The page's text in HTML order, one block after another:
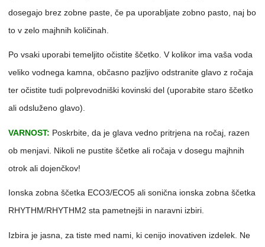
dosegajo brez zobne paste, če pa uporabljate zobno pasto, naj bo
to v zelo majhnih količinah.
Po vsaki uporabi temeljito očistite ščetko. V kolikor ima vaša voda
veliko vodnega kamna, občasno pazljivo odstranite glavo z ročaja
ter očistite tudi polprevodniški kovinski del (uporabite staro ščetko
ali odsluženo glavo).
VARNOST: Poskrbite, da je glava vedno pritrjena na ročaj, razen
ob menjavi. Nikoli ne pustite ščetke ali ročaja v dosegu majhnih
otrok ali dojenčkov!
Ionska zobna ščetka ECO3/ECO5 ali sonična ionska zobna ščetka
RHYTHM/RHYTHM2 sta pametnejši in naravni izbiri.
Izbira je jasna, za tiste med nami, ki cenijo inovativen izdelek. Ne